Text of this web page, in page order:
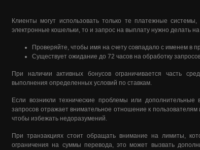
Клиенты могут использовать только те платежные
электронные кошельки, то и запрос на выплату нужно делать
Проверяйте, чтобы имя на счету совпадало с именем в
Существует ожидание до 72 часов на обработку
При наличии активных бонусов ограничивается часть
выполнения определенных условий по ставкам.
Если возникли технические проблемы или
запросов отражает внимательное отношение к
чтобы избежать недоразумений.
При транзакциях стоит обращать внимание на лимиты,
ограничения на суммы перевода, это может вызвать